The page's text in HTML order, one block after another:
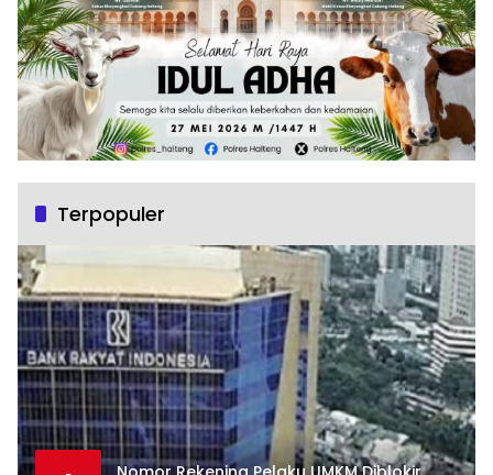
Terpopuler